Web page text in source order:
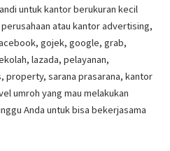
untuk kantor berukuran kecil
atau kantor advertising,
gojek, google, grab,
lazada, pelayanan,
property, sarana prasarana, kantor
umroh yang mau melakukan
Anda untuk bisa bekerjasama